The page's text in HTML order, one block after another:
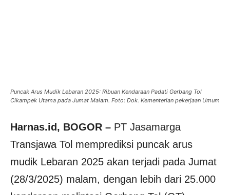
Puncak Arus Mudik Lebaran 2025: Ribuan Kendaraan Padati Gerbang Tol
Cikampek Utama pada Jumat Malam. Foto: Dok. Kementerian pekerjaan Umum
Harnas.id, BOGOR – PT Jasamarga
Transjawa Tol memprediksi puncak arus
mudik Lebaran 2025 akan terjadi pada Jumat
(28/3/2025) malam, dengan lebih dari 25.000